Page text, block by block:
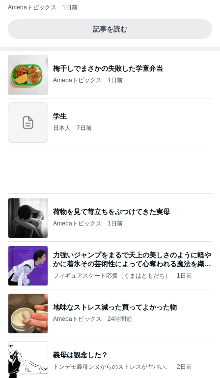
Amebaトピックス 1日前
記事を読む
梅干しでまさかの失敗した学童弁当
Amebaトピックス 1日前
学生
日本人 7日前
力強いジャンプをまるで天上の美しさのように軽や
かに着氷その芸術性によって心奪われる魔法を織り
なす
フィギュアスケート応援（くまはともだち）
地味なストレス減った買ってよかった物
Amebaトピックス 24時間前
義母は観念した？
トンデモ義母ンヌからのストレスがヤバい。
田中健 社会の役に立つ娘の仕事
Amebaトピックス 14時間前